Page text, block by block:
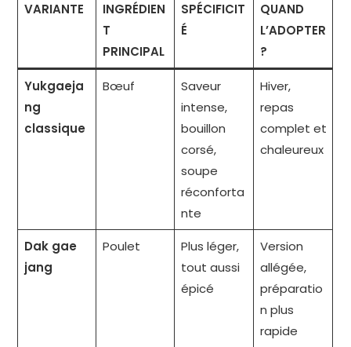
VARIANTE
INGRÉDIEN
T
PRINCIPAL
SPÉCIFICIT
É
QUAND
L’ADOPTER
?
Yukgaeja
ng
classique
Bœuf
Saveur
intense,
bouillon
corsé,
soupe
réconforta
nte
Hiver,
repas
complet et
chaleureux
Dak gae
jang
Poulet
Plus léger,
tout aussi
épicé
Version
allégée,
préparatio
n plus
rapide